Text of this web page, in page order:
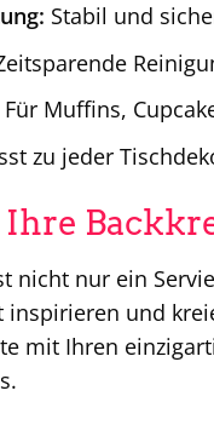
Stabil und
Für Muffins,
zu jeder
nicht nur ein
und
mit Ihren